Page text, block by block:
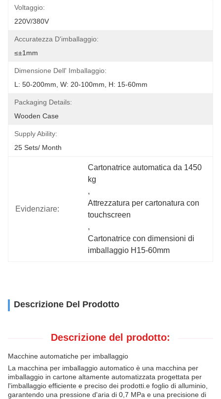
Voltaggio:
220V/380V
Accuratezza D'imballaggio:
≤±1mm
Dimensione Dell' Imballaggio:
L: 50-200mm, W: 20-100mm, H: 15-60mm
Packaging Details:
Wooden Case
Supply Ability:
25 Sets/ Month
Evidenziare:
Cartonatrice automatica da 1450
kg
,
Attrezzatura per cartonatura con
touchscreen
,
Cartonatrice con dimensioni di
imballaggio H15-60mm
Descrizione Del Prodotto
Descrizione del prodotto:
Macchine automatiche per imballaggio
La macchina per imballaggio automatico è una macchina per
imballaggio in cartone altamente automatizzata progettata per
l'imballaggio efficiente e preciso dei prodotti.e foglio di alluminio,
garantendo una pressione d'aria di 0,7 MPa e una precisione di